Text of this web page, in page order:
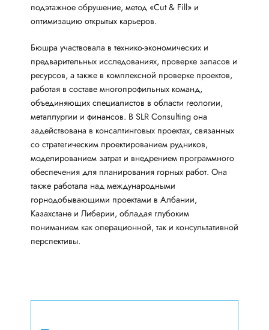
подэтажное обрушение, метод «Cut & Fill» и
оптимизацию открытых карьеров.
Бюшра участвовала в технико-экономических и
предварительных исследованиях, проверке запасов и
ресурсов, а также в комплексной проверке проектов,
работая в составе многопрофильных команд,
объединяющих специалистов в области геологии,
металлургии и финансов. В SLR Consulting она
задействована в консалтинговых проектах, связанных
со стратегическим проектированием рудников,
моделированием затрат и внедрением программного
обеспечения для планирования горных работ. Она
также работала над международными
горнодобывающими проектами в Албании,
Казахстане и Либерии, обладая глубоким
пониманием как операционной, так и консультативной
перспективы.